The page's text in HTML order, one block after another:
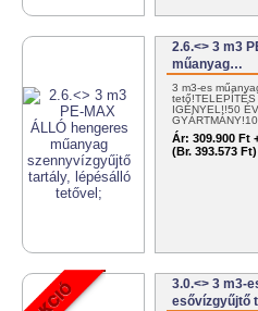
2.6.<> 3 m3
műanyag…
3 m3-es
tető!TELEPÍTÉS
IGÉNYEL!!50
Ár: 309.900 Ft
(Br. 393.573 Ft)
3.0.<> 3 m3-
esővízgyűjtő